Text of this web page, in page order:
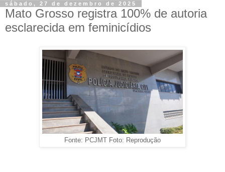
sábado, 27 de dezembro de 2025
Mato Grosso registra 100% de autoria
esclarecida em feminicídios
Fonte: PCJMT Foto: Reprodução